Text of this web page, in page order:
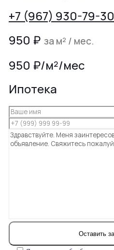
+7 (967) 930-79-30
950 ₽ за м² / мес.
950 ₽/м²/мес
Ипотека